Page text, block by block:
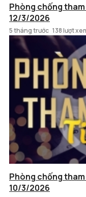
Phòng chống
12/3/2026
5 tháng trước 138 lượt
Phòng chống
10/3/2026